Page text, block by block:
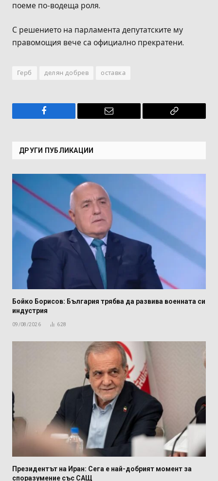
поеме по-водеща роля.
С решението на парламента депутатските му
правомощия вече са официално прекратени.
Герб делян добрев оставка
Facebook Имейл
Копирай
ДРУГИ ПУБЛИКАЦИИ
Бойко Борисов: България трябва да развива военната си
индустрия
09/08/2026 628
Президентът на Иран: Сега е най-добрият момент за
споразумение със САЩ